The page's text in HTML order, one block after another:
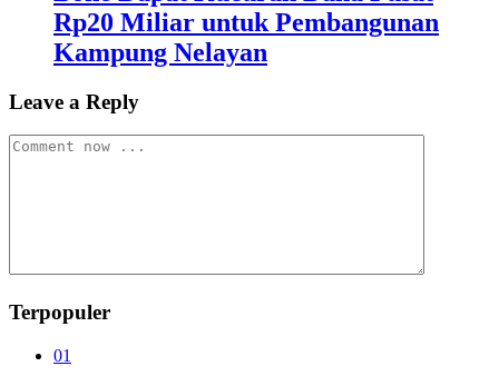
Rp20 Miliar untuk Pembangunan
Kampung Nelayan
Leave a Reply
Terpopuler
01